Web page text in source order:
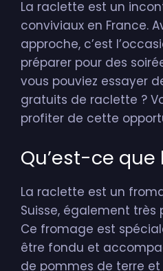
La raclette est un
conviviaux en France.
approche, c’est
préparer pour des
vous pouviez essayer
gratuits de raclette ?
profiter de cette
Qu’est-ce
La raclette est un
Suisse, également très
Ce fromage est
être fondu et
de pommes de terre et